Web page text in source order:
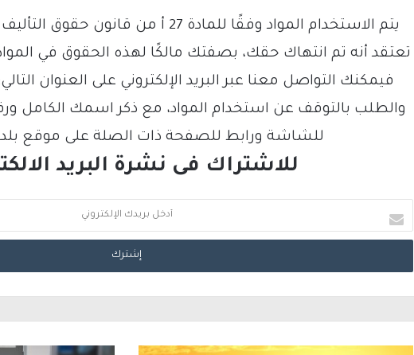
تعتقد أنه تم انتهاك حقك، بصفتك مالكًا لهذه الحقوق في
والطلب بالتوقف عن استخدام المواد، مع ذكر اسمك الكامل
للشاشة ورابط للصفحة ذات الصلة على موقع
للاشتراك فى نشرة البريد
د
خ
ل
ب